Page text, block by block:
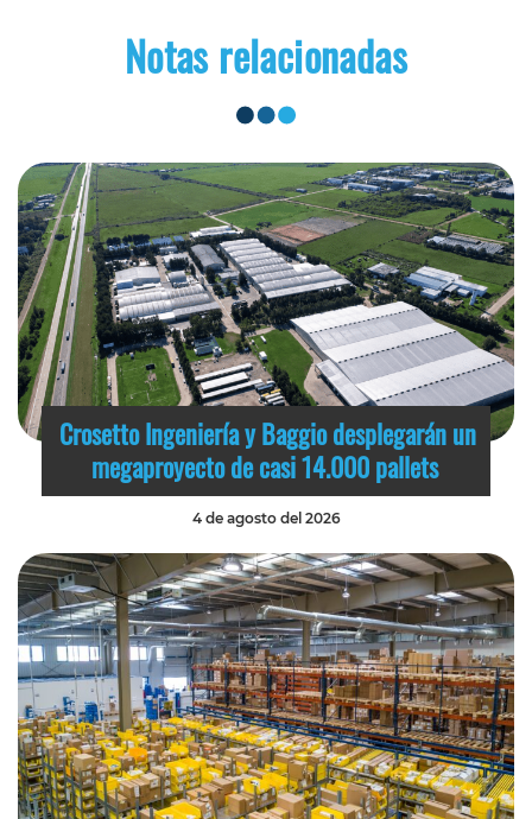
Notas relacionadas
Crosetto Ingeniería y Baggio desplegarán un
megaproyecto de casi 14.000 pallets
4 de agosto del 2026